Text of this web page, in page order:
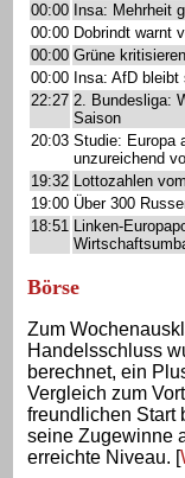
00:00 Insa: Mehrheit
00:00 Dobrindt warnt
00:00 Grüne
00:00 Insa: AfD
22:27 2. Bundesliga:
Saison
20:03 Studie: Europa
unzureichend
19:32 Lottozahlen
19:00 Über 300
18:51 Linken-
Börse
Zum
Handelsschluss
berechnet, ein
Vergleich zum
freundlichen Start
seine Zugewinne
erreichte Niveau. [